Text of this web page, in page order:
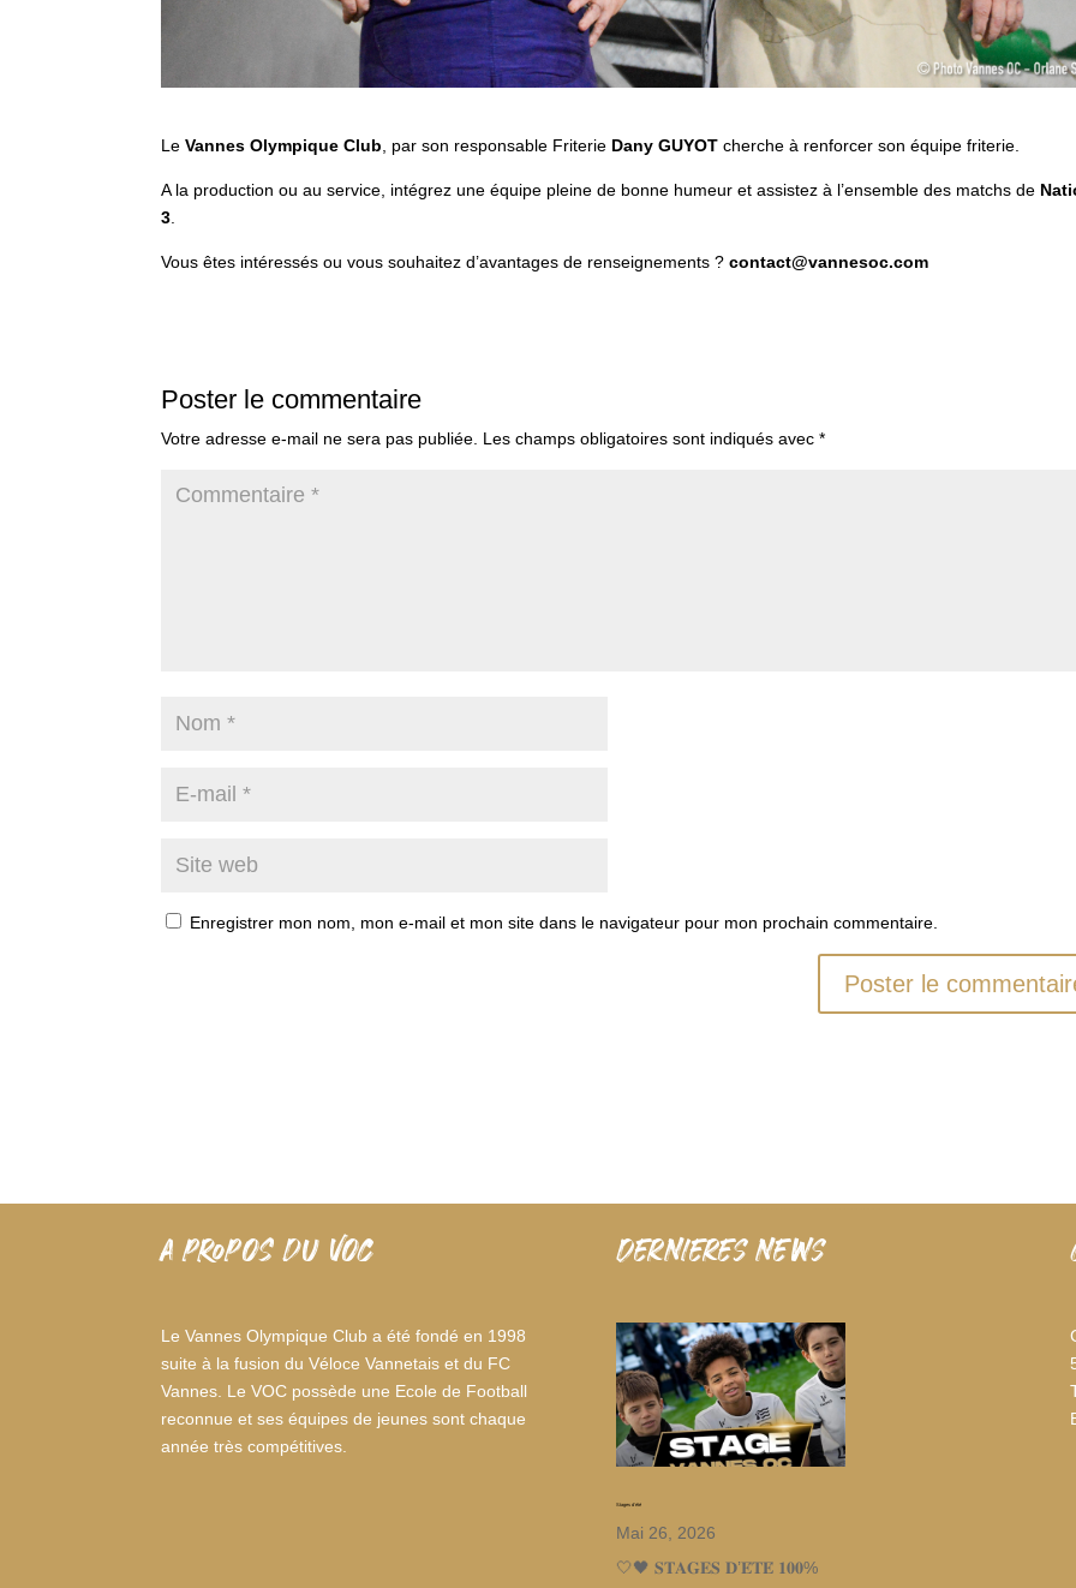
LeVannes Olympique Club , par son responsable Friterie Dany GUYOT cherche à renforcer son équipe friterie.
A la production ou au service, intégrez une équipe pleine de bonne humeur et assistez à l’ensemble des matchs de
3
Vous êtes intéressés ou vous souhaitez d’avantages de renseignements ?contact@vannesoc.com
Poster le commentaire
Votre adresse e-mail ne sera pas publiée. Les champs obligatoires sont indiqués avec*
Enregistrer mon nom, mon e-mail et mon site dans le navigateur pour mon prochain commentaire.
A PROPOS DU VOC
Le Vannes Olympique Club a été fondé en 1998
suite à la fusion du Véloce Vannetais et du FC
Vannes. Le VOC possède une Ecole de Football
reconnue et ses équipes de jeunes sont chaque
année très compétitives.
dernieres news
Stages d’été
Mai 26, 2026
🤍🖤 𝐒𝐓𝐀𝐆𝐄𝐒 𝐃’𝐄́𝐓𝐄́ 𝟏𝟎𝟎%